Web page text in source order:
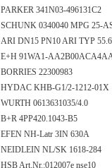
PARKER 341N03-496131C2
SCHUNK 0340040 MPG 25-
ARI DN15 PN10 ARI TYP
E+H 91WA1-
BORRIES 22300983
HYDAC KHB-G1/2-1212-01X
WURTH 0613631035/4.0
B+R 4PP420.1043-B5
EFEN NH-Latr 3IN 630A
NEIDLEIN NL/SK 1618-284
HSB Art.Nr.:012007e nse10